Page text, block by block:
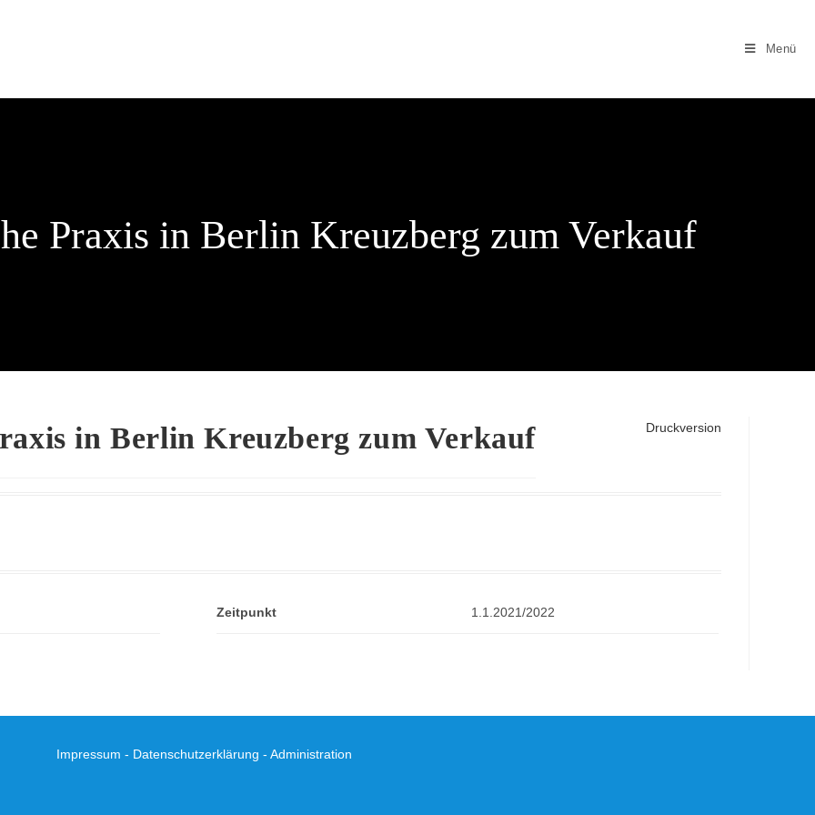
Menü
Praxis in Berlin Kreuzberg zum Verkauf
in Berlin Kreuzberg zum Verkauf Druckversion
Zeitpunkt 1.1.2021/2022
Impressum - Datenschutzerklärung - Administration